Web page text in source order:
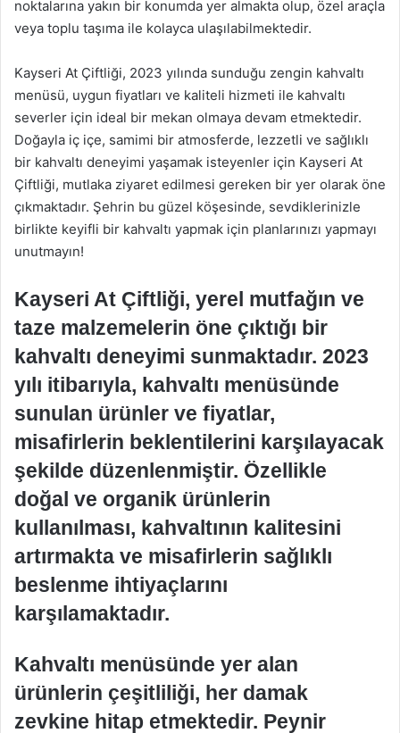
noktalarına yakın bir konumda yer almakta olup, özel araçla
veya toplu taşıma ile kolayca ulaşılabilmektedir.
Kayseri At Çiftliği, 2023 yılında sunduğu zengin kahvaltı
menüsü, uygun fiyatları ve kaliteli hizmeti ile kahvaltı
severler için ideal bir mekan olmaya devam etmektedir.
Doğayla iç içe, samimi bir atmosferde, lezzetli ve sağlıklı
bir kahvaltı deneyimi yaşamak isteyenler için Kayseri At
Çiftliği, mutlaka ziyaret edilmesi gereken bir yer olarak öne
çıkmaktadır. Şehrin bu güzel köşesinde, sevdiklerinizle
birlikte keyifli bir kahvaltı yapmak için planlarınızı yapmayı
unutmayın!
Kayseri At Çiftliği, yerel mutfağın ve
taze malzemelerin öne çıktığı bir
kahvaltı deneyimi sunmaktadır. 2023
yılı itibarıyla, kahvaltı menüsünde
sunulan ürünler ve fiyatlar,
misafirlerin beklentilerini karşılayacak
şekilde düzenlenmiştir. Özellikle
doğal ve organik ürünlerin
kullanılması, kahvaltının kalitesini
artırmakta ve misafirlerin sağlıklı
beslenme ihtiyaçlarını
karşılamaktadır.
Kahvaltı menüsünde yer alan
ürünlerin çeşitliliği, her damak
zevkine hitap etmektedir. Peynir